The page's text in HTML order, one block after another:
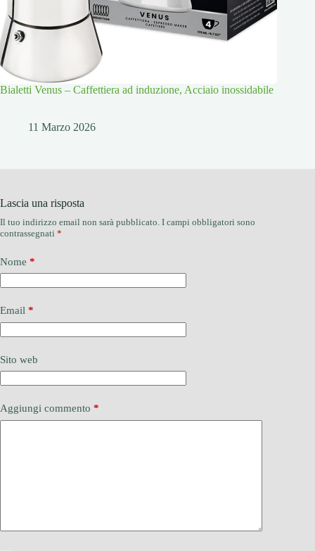
Bialetti Venus – Caffettiera ad induzione, Acciaio inossidabile
11 Marzo 2026
Lascia una risposta
Il tuo indirizzo email non sarà pubblicato. I campi obbligatori sono
contrassegnati *
Nome *
Email *
Sito web
Aggiungi commento *